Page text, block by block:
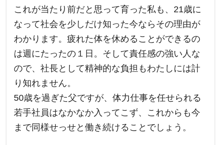
これが当たり前だと思って育った私も、21歳に
なって社会を少しだけ知った今ならその理由が
わかります。疲れた体を休めることができるの
は週にたったの１日。そして責任感の強い人な
ので、社長として精神的な負担もわたしには計
り知れません。
50歳を過ぎた父ですが、体力仕事を任せられる
若手社員はなかなか入ってこず、これからも今
まで同様せっせと働き続けることでしょう。